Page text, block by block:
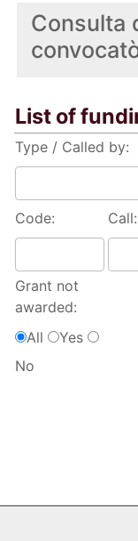
Consulta
List of
Type / Called by:
Code: Call:
Grant not
awarded:
All
Yes
No